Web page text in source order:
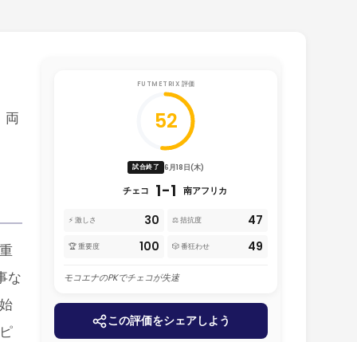
FUTMETRIX 評価
52
試合終了 6月18日(木)
チェコ 1-1 南アフリカ
⚡ 激しさ 30 ⚖️ 拮抗度 47
🏆 重要度 100 🎲 番狂わせ 49
モコエナのPKでチェコが失速
この評価をシェアしよう
両
な